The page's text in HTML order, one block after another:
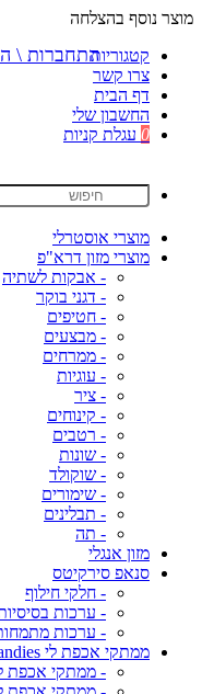
מוצר נוסף בהצלחה
קטגוריות
צרו קשר
דף הבית
החשבון שלי
0 עגלת קניות
מוצרי אוסטרלי
מוצרי מזון דרא"פ
- אבקות לשתיה
- דגני בוקר
- חטיפים
- מבצעים
- ממרחים
- עוגיות
- ציר
- קינוחים
- רטבים
- שונות
- שוקולד
- שימורים
- תבלינים
- תה
מזון אנגלי
סנאפ סירקיטס
- חלקי חילוף
- ערכות
- ערכות
ממתקי אכפת לי Caring Candies
- ממתקי אכפת
התחברות \